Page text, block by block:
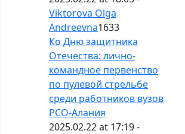
Viktorova Olga
Andreevna1633
Ко Дню защитника
Отечества: лично-
командное первенство
по пулевой стрельбе
среди работников вузов
РСО-Алания
2025.02.22 at 17:19 -